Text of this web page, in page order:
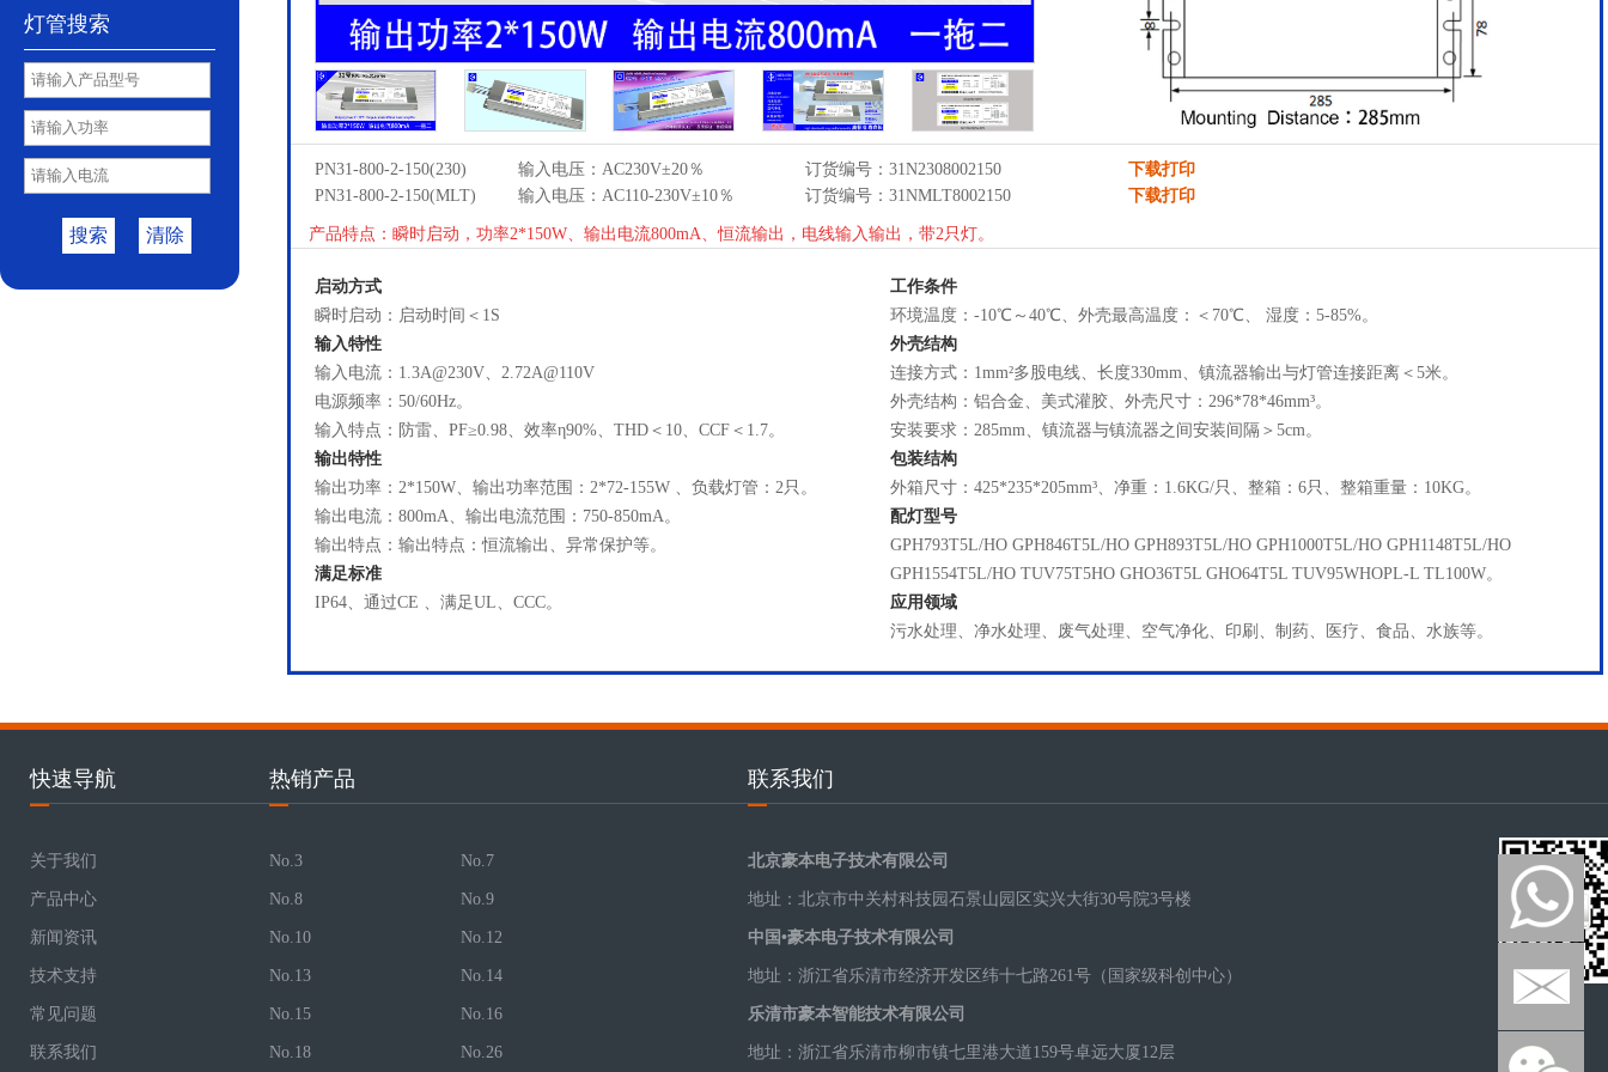
灯管搜索
清除
搜索
PN31-800-2-150(230) 输入电压：AC230V±20％ 订货编号：31N2308002150
下载打印
PN31-800-2-150(MLT)
输入电压：AC110-230V±10％ 订货编号：31NMLT8002150 下载打印
产品特点：瞬时启动，功率2*150W、输出电流800mA、恒流输出，电线输入输出，带2只灯。
启动方式
瞬时启动：启动时间＜1S
输入特性
输入电流：1.3A@230V、2.72A@110V
电源频率：50/60Hz。
输入特点：防雷、PF≥0.98、效率η90%、THD＜10、CCF＜1.7。
输出特性
输出功率：2*150W、输出功率范围：2*72-155W 、负载灯管：2只。
输出电流：800mA、输出电流范围：750-850mA。
输出特点：输出特点：恒流输出、异常保护等。
满足标准
IP64、通过CE 、满足UL、CCC。
工作条件
环境温度：-10℃～40℃、外壳最高温度：＜70℃、 湿度：5-85%。
外壳结构
连接方式：1mm²多股电线、长度330mm、镇流器输出与灯管连接距离＜5米。
外壳结构：铝合金、美式灌胶、外壳尺寸：296*78*46mm³。
安装要求：285mm、镇流器与镇流器之间安装间隔＞5cm。
包装结构
外箱尺寸：425*235*205mm³、净重：1.6KG/只、整箱：6只、整箱重量：10KG。
配灯型号
GPH793T5L/HO GPH846T5L/HO GPH893T5L/HO GPH1000T5L/HO GPH1148T5L/HO
GPH1554T5L/HO TUV75T5HO GHO36T5L GHO64T5L TUV95WHOPL-L TL100W。
应用领域
污水处理、净水处理、废气处理、空气净化、印刷、制药、医疗、食品、水族等。
快速导航
关于我们
产品中心
新闻资讯
技术支持
常见问题
联系我们
热销产品
No.3 No.7
No.8 No.9
No.10 No.12
No.13 No.14
No.15 No.16
No.18 No.26
联系我们
北京豪本电子技术有限公司
地址：北京市中关村科技园石景山园区实兴大街30号院3号楼
中国•豪本电子技术有限公司
地址：浙江省乐清市经济开发区纬十七路261号（国家级科创中心）
乐清市豪本智能技术有限公司
地址：浙江省乐清市柳市镇七里港大道159号卓远大厦12层